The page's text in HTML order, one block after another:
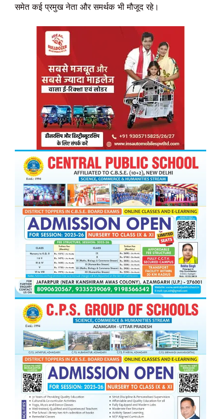
समेत कई प्रमुख नेता और समर्थक भी मौजूद रहे।